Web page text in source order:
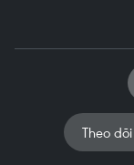
Theo